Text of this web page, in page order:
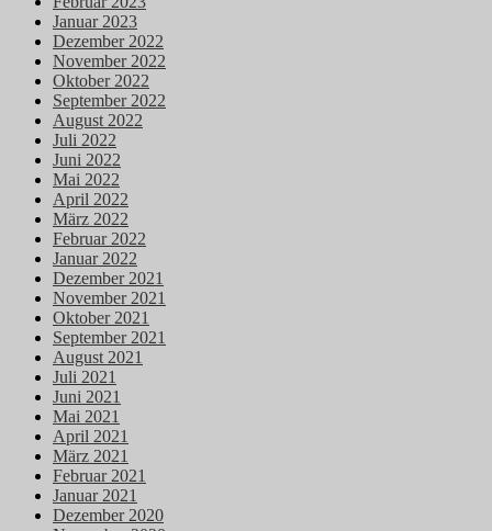
Januar 2023
Dezember 2022
November 2022
Oktober 2022
September 2022
August 2022
Juli 2022
Juni 2022
Mai 2022
April 2022
März 2022
Februar 2022
Januar 2022
Dezember 2021
November 2021
Oktober 2021
September 2021
August 2021
Juli 2021
Juni 2021
Mai 2021
April 2021
März 2021
Februar 2021
Januar 2021
Dezember 2020